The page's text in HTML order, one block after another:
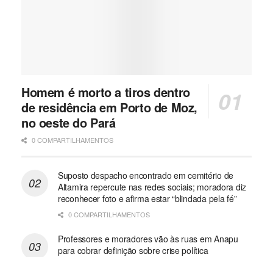
Homem é morto a tiros dentro
de residência em Porto de Moz,
no oeste do Pará
0 COMPARTILHAMENTOS
Suposto despacho encontrado em cemitério de
Altamira repercute nas redes sociais; moradora diz
reconhecer foto e afirma estar “blindada pela fé”
0 COMPARTILHAMENTOS
Professores e moradores vão às ruas em Anapu
para cobrar definição sobre crise política